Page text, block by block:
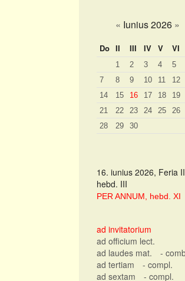
« Iunius 2026 »
Do II III IV V VI
1 2 3 4 5
7
8 9 10 11 12
14
15 16 17 18 19
21
22 23 24 25 26
28
29 30
16. iunius 2026, Feria
hebd. III
PER ANNUM, hebd. XI
ad invitatorium
ad officium lect.
ad laudes mat.
-
ad tertiam
- compl.
ad sextam
- compl.